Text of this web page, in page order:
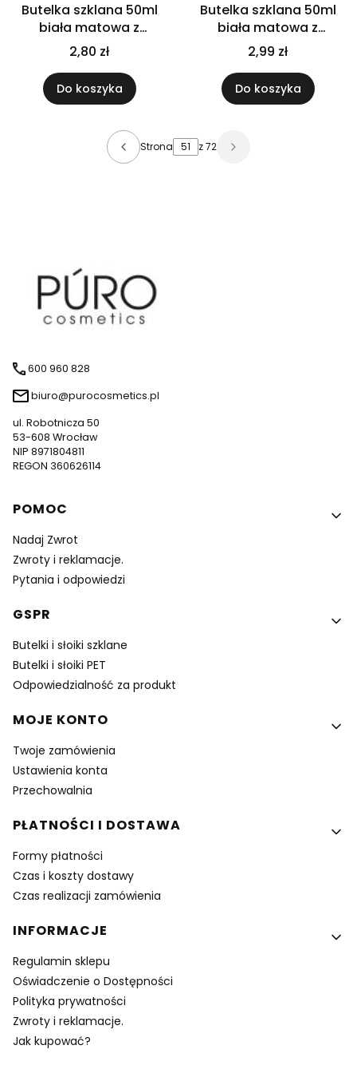
Butelka szklana 50ml
biała matowa z
pompką
2,80 zł
Do koszyka
Butelka szklana 50ml
biała matowa z
pompką złoto czarną
do kremu oleju
2,99 zł
Do koszyka
Strona z 72
600 960 828
biuro@purocosmetics.pl
ul. Robotnicza 50
53-608 Wrocław
NIP 8971804811
REGON 360626114
Linki w stopce
POMOC
Nadaj Zwrot
Zwroty i reklamacje.
Pytania i odpowiedzi
GSPR
Butelki i słoiki szklane
Butelki i słoiki PET
Odpowiedzialność za produkt
MOJE KONTO
Twoje zamówienia
Ustawienia konta
Przechowalnia
PŁATNOŚCI I DOSTAWA
Formy płatności
Czas i koszty dostawy
Czas realizacji zamówienia
INFORMACJE
Regulamin sklepu
Oświadczenie o Dostępności
Polityka prywatności
Zwroty i reklamacje.
Jak kupować?